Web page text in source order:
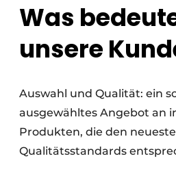
Was
unsere
Auswahl und Qualität: ein
ausgewähltes Angebot an
Produkten, die den
Qualitätsstandards